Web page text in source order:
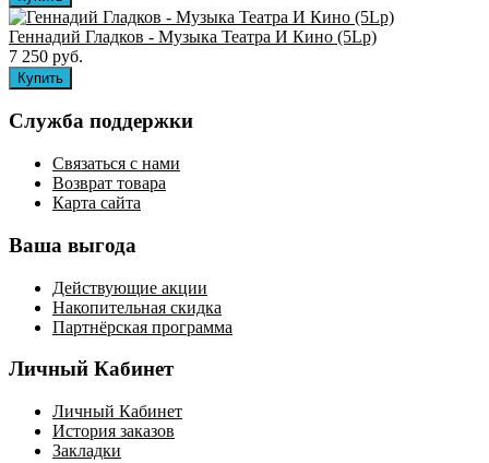
Геннадий Гладков - Музыка Театра И Кино (5Lp)
7 250 руб.
Служба поддержки
Связаться с нами
Возврат товара
Карта сайта
Ваша выгода
Действующие акции
Накопительная скидка
Партнёрская программа
Личный Кабинет
Личный Кабинет
История заказов
Закладки